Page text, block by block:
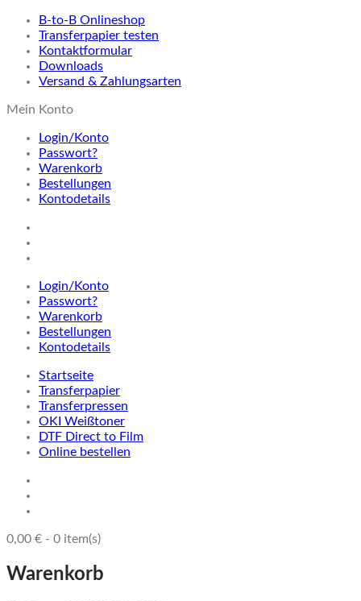
B-to-B Onlineshop
Transferpapier testen
Kontaktformular
Downloads
Versand & Zahlungsarten
Mein Konto
Login/Konto
Passwort?
Warenkorb
Bestellungen
Kontodetails
Login/Konto
Passwort?
Warenkorb
Bestellungen
Kontodetails
Startseite
Transferpapier
Transferpressen
OKI Weißtoner
DTF Direct to Film
Online bestellen
0,00 € - 0 item(s)
Warenkorb